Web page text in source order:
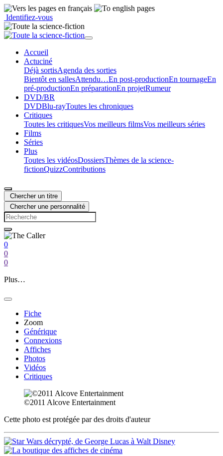
Identifiez-vous
Accueil
Actuciné
Déjà sortisAgenda des sorties
Bientôt en sallesAttendu…En post-productionEn tournageEn
pré-productionEn préparationEn projetRumeur
DVD/BR
DVDBlu-rayToutes les chroniques
Critiques
Toutes les critiquesVos meilleurs filmsVos meilleurs séries
Films
Séries
Plus
Toutes les vidéosDossiersThèmes de la science-
fictionQuizzContributions
Chercher un titre
Chercher une personnalité
0
0
0
Plus…
Fiche
Zoom
Générique
Connexions
Affiches
Photos
Vidéos
Critiques
©2011 Alcove Entertainment
Cette photo est protégée par des droits d'auteur